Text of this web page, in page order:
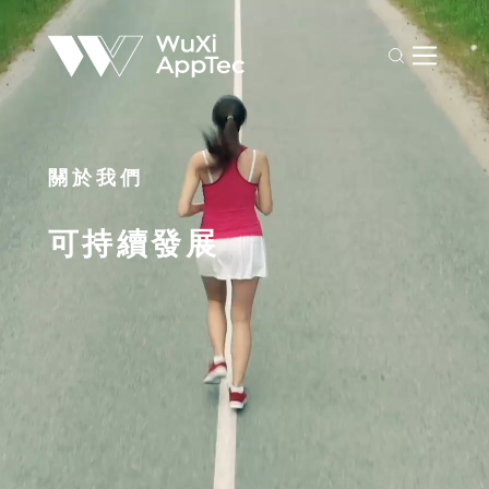
關於我們
可持續發展